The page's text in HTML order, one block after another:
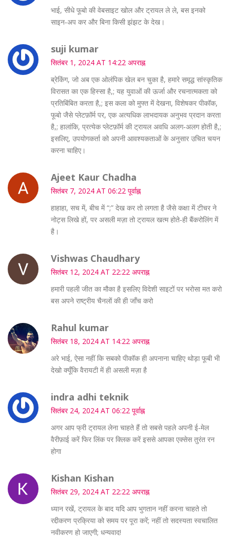
भाई, सीधे फूबो की वेबसाइट खोल और ट्रायल ले ले, बस इनको
साइन‑अप कर और बिना किसी झंझट के देख।
suji kumar
सितंबर 1, 2024 AT 14:22 अपराह्न
ब्रेकिंग, जो अब एक ओलंपिक खेल बन चुका है, हमारे समृद्ध सांस्कृतिक
विरासत का एक हिस्सा है,; यह युवाओं की ऊर्जा और रचनात्मकता को
प्रतिबिंबित करता है,; इस कला को मुफ्त में देखना, विशेषकर पीकॉक,
फूबो जैसे प्लेटफ़ॉर्म पर, एक अत्यधिक लाभदायक अनुभव प्रदान करता
है,; हालांकि, प्रत्येक प्लेटफ़ॉर्म की ट्रायल अवधि अलग‑अलग होती है,;
इसलिए, उपयोगकर्ता को अपनी आवश्यकताओं के अनुसार उचित चयन
करना चाहिए।
Ajeet Kaur Chadha
सितंबर 7, 2024 AT 06:22 पूर्वाह्न
हाहाहा, सच में, बीच में “;” देख कर तो लगता है जैसे कक्षा में टीचर ने
नोट्स लिखे हों, पर असली मज़ा तो ट्रायल खत्म होते‑ही बैंकरोलिंग में
है।
Vishwas Chaudhary
सितंबर 12, 2024 AT 22:22 अपराह्न
हमारी पहली जीत का मौका है इसलिए विदेशी साइटों पर भरोसा मत करो
बस अपने राष्ट्रीय चैनलों की ही जाँच करो
Rahul kumar
सितंबर 18, 2024 AT 14:22 अपराह्न
अरे भाई, ऐसा नहीं कि सबको पीकॉक ही अपनाना चाहिए थोड़ा फूबी भी
देखो क्यूँकि वैरायटी में ही असली मज़ा है
indra adhi teknik
सितंबर 24, 2024 AT 06:22 पूर्वाह्न
अगर आप फ्री ट्रायल लेना चाहते हैं तो सबसे पहले अपनी ई‑मेल
वैरीफ़ाई करें फिर लिंक पर क्लिक करें इससे आपका एक्सेस तुरंत रन
होगा
Kishan Kishan
सितंबर 29, 2024 AT 22:22 अपराह्न
ध्यान रखें, ट्रायल के बाद यदि आप भुगतान नहीं करना चाहते तो
रद्दीकरण प्रक्रिया को समय पर पूरा करें; नहीं तो सदस्यता स्वचालित
नवीकरण हो जाएगी; धन्यवाद!